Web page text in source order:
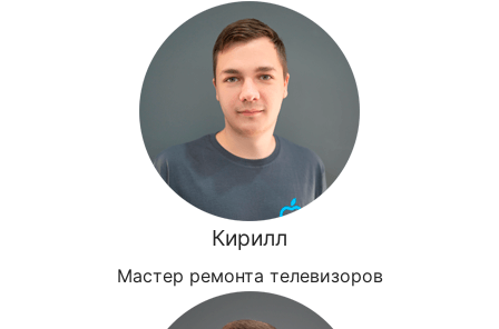
Кирилл
Мастер ремонта телевизоров